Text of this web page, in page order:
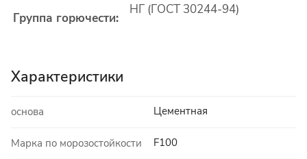
Группа горючести:
НГ (ГОСТ 30244-94)
Характеристики
основа Цементная
Марка по морозостойкости F100